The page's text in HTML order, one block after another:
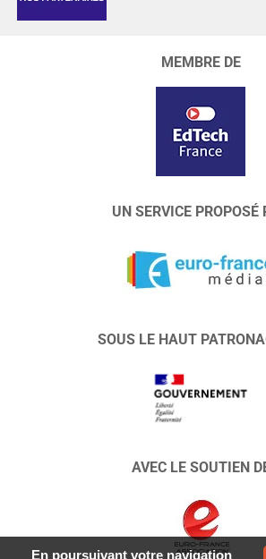
MEMBRE DE
UN SERVICE PROPOSÉ
SOUS LE HAUT
AVEC LE SOUTIEN
En poursuivant votre navigation